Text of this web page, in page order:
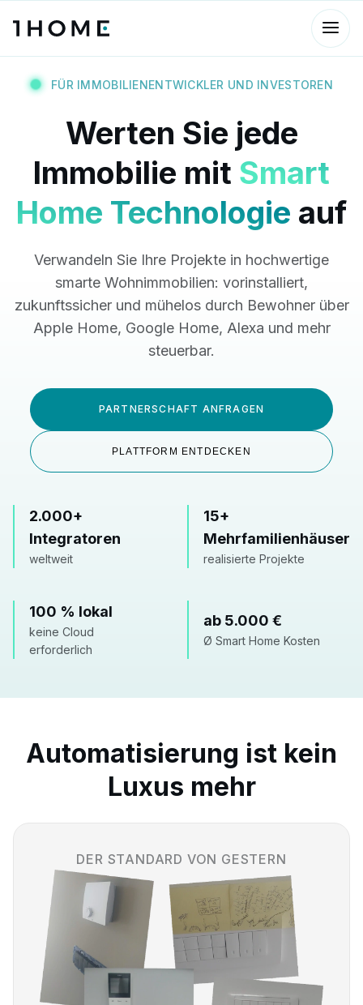
FÜR IMMOBILIENENTWICKLER UND INVESTOREN
Werten Sie jede
Immobilie mit Smart
Home Technologie auf
Verwandeln Sie Ihre Projekte in hochwertige
smarte Wohnimmobilien: vorinstalliert,
zukunftssicher und mühelos durch Bewohner über
Apple Home, Google Home, Alexa und mehr
steuerbar.
PARTNERSCHAFT ANFRAGEN
PLATTFORM ENTDECKEN
2.000+
Integratoren
weltweit
15+
Mehrfamilienhäuser
realisierte Projekte
100 % lokal
keine Cloud
erforderlich
ab 5.000 €
Ø Smart Home Kosten
Automatisierung ist kein
Luxus mehr
DER STANDARD VON GESTERN